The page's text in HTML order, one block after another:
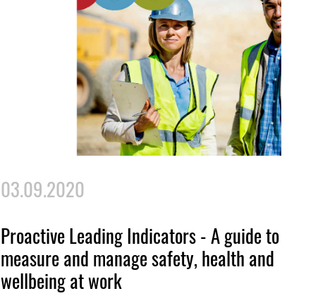
03.09.2020
Proactive Leading Indicators - A guide to
measure and manage safety, health and
wellbeing at work